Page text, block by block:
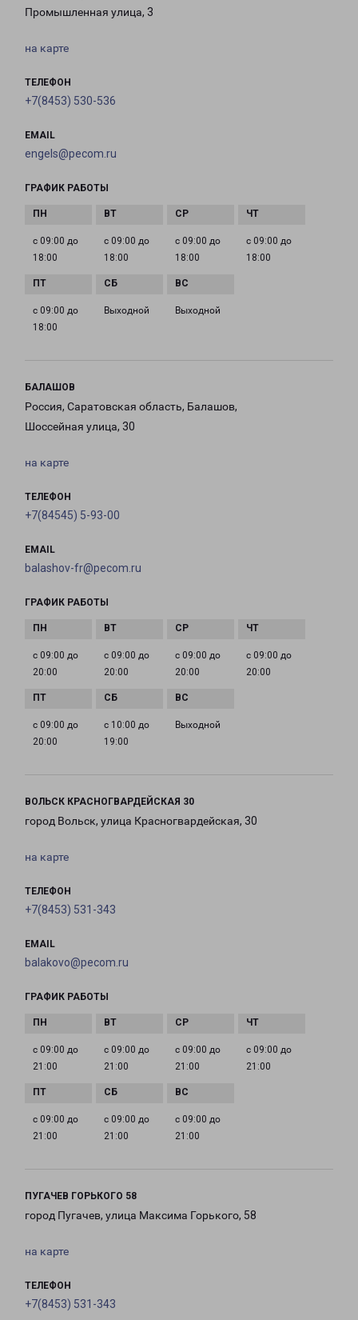
Промышленная улица, 3
на карте
ТЕЛЕФОН
+7(8453) 530-536
EMAIL
engels@pecom.ru
ГРАФИК РАБОТЫ
с 09:00 до
18:00
с 09:00 до
18:00
с 09:00 до
18:00
с 09:00 до
18:00
с 09:00 до
18:00
Выходной Выходной
БАЛАШОВ
Россия, Саратовская область, Балашов,
Шоссейная улица, 30
на карте
ТЕЛЕФОН
+7(84545) 5-93-00
EMAIL
balashov-fr@pecom.ru
ГРАФИК РАБОТЫ
с 09:00 до
20:00
с 09:00 до
20:00
с 09:00 до
20:00
с 09:00 до
20:00
с 09:00 до
20:00
с 10:00 до
19:00
Выходной
ВОЛЬСК КРАСНОГВАРДЕЙСКАЯ 30
город Вольск, улица Красногвардейская, 30
на карте
ТЕЛЕФОН
+7(8453) 531-343
EMAIL
balakovo@pecom.ru
ГРАФИК РАБОТЫ
с 09:00 до
21:00
с 09:00 до
21:00
с 09:00 до
21:00
с 09:00 до
21:00
с 09:00 до
21:00
с 09:00 до
21:00
с 09:00 до
21:00
ПУГАЧЕВ ГОРЬКОГО 58
город Пугачев, улица Максима Горького, 58
на карте
ТЕЛЕФОН
+7(8453) 531-343